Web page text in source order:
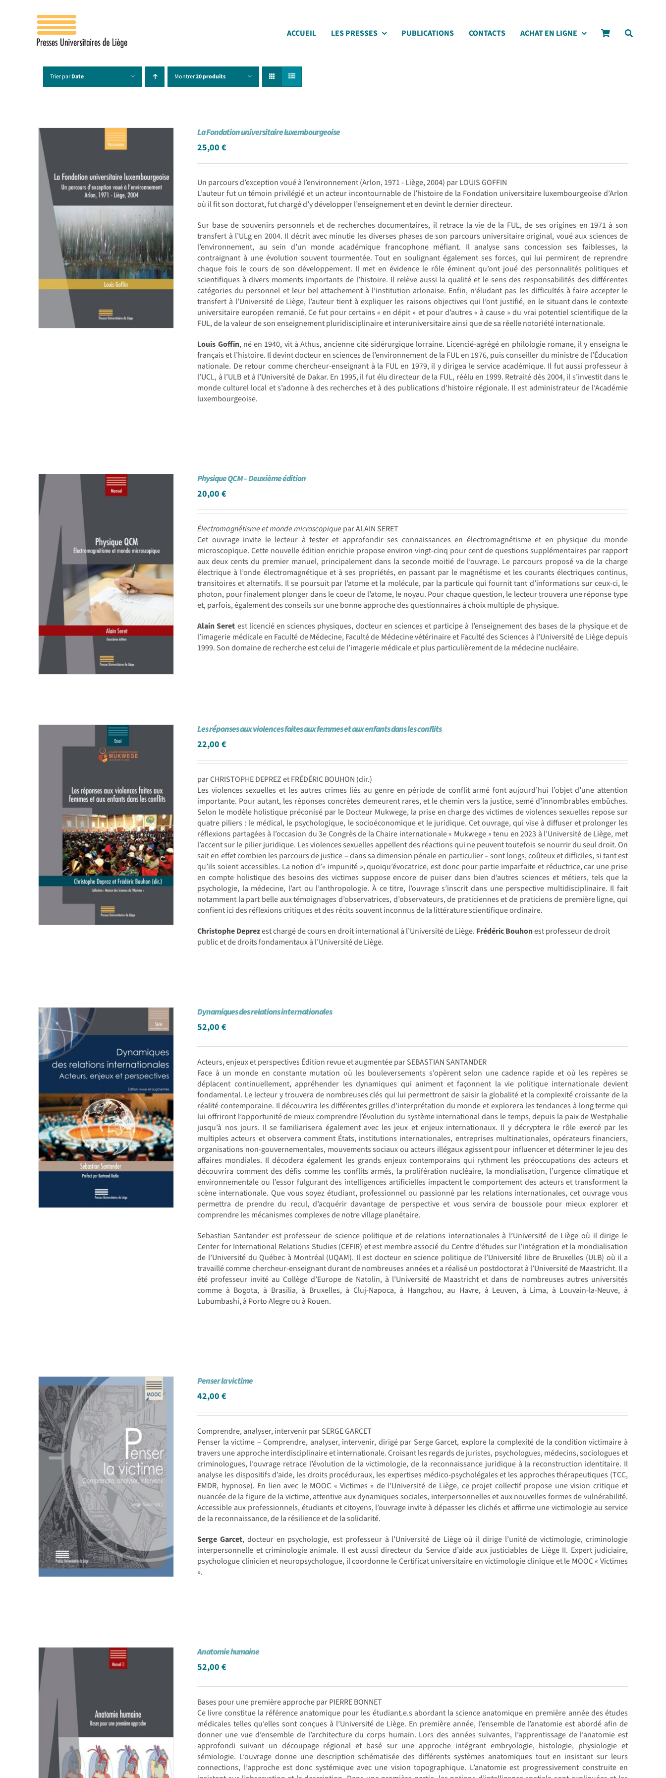
ACCUEIL LES PRESSES PUBLICATIONS CONTACTS ACHAT EN LIGNE
Trier parDate Montrer20 produits
La Fondation universitaire luxembourgeoise
25,00€
Un parcours d’exception voué à l’environnement (Arlon, 1971 - Liège, 2004) par LOUIS GOFFIN
L’auteur fut un témoin privilégié et un acteur incontournable de l’histoire de la Fondation universitaire luxembourgeoise d’Arlon
où il fit son doctorat, fut chargé d’y développer l’enseignement et en devint le dernier directeur.
Sur base de souvenirs personnels et de recherches documentaires, il retrace la vie de la FUL, de ses origines en 1971 à son
transfert à l’ULg en 2004. Il décrit avec minutie les diverses phases de son parcours universitaire original, voué aux sciences de
l’environnement, au sein d’un monde académique francophone méfiant. Il analyse sans concession ses faiblesses, la
contraignant à une évolution souvent tourmentée. Tout en soulignant également ses forces, qui lui permirent de reprendre
chaque fois le cours de son développement. Il met en évidence le rôle éminent qu’ont joué des personnalités politiques et
scientifiques à divers moments importants de l’histoire. Il relève aussi la qualité et le sens des responsabilités des différentes
catégories du personnel et leur bel attachement à l’institution arlonaise. Enfin, n’éludant pas les difficultés à faire accepter le
transfert à l’Université de Liège, l’auteur tient à expliquer les raisons objectives qui l’ont justifié, en le situant dans le contexte
universitaire européen remanié. Ce fut pour certains « en dépit » et pour d’autres « à cause » du vrai potentiel scientifique de la
FUL, de la valeur de son enseignement pluridisciplinaire et interuniversitaire ainsi que de sa réelle notoriété internationale.
Louis Goffin, né en 1940, vit à Athus, ancienne cité sidérurgique lorraine. Licencié-agrégé en philologie romane, il y enseigna le
français et l’histoire. Il devint docteur en sciences de l’environnement de la FUL en 1976, puis conseiller du ministre de l’Éducation
nationale. De retour comme chercheur-enseignant à la FUL en 1979, il y dirigea le service académique. Il fut aussi professeur à
l’UCL, à l’ULB et à l’Université de Dakar. En 1995, il fut élu directeur de la FUL, réélu en 1999. Retraité dès 2004, il s’investit dans le
monde culturel local et s’adonne à des recherches et à des publications d’histoire régionale. Il est administrateur de l’Académie
luxembourgeoise.
Physique QCM – Deuxième édition
20,00€
Électromagnétisme et monde microscopique par ALAIN SERET
Cet ouvrage invite le lecteur à tester et approfondir ses connaissances en électromagnétisme et en physique du monde
microscopique. Cette nouvelle édition enrichie propose environ vingt-cinq pour cent de questions supplémentaires par rapport
aux deux cents du premier manuel, principalement dans la seconde moitié de l’ouvrage. Le parcours proposé va de la charge
électrique à l’onde électromagnétique et à ses propriétés, en passant par le magnétisme et les courants électriques continus,
transitoires et alternatifs. Il se poursuit par l’atome et la molécule, par la particule qui fournit tant d’informations sur ceux-ci, le
photon, pour finalement plonger dans le coeur de l’atome, le noyau. Pour chaque question, le lecteur trouvera une réponse type
et, parfois, également des conseils sur une bonne approche des questionnaires à choix multiple de physique.
Alain Seret est licencié en sciences physiques, docteur en sciences et participe à l’enseignement des bases de la physique et de
l’imagerie médicale en Faculté de Médecine, Faculté de Médecine vétérinaire et Faculté des Sciences à l’Université de Liège depuis
1999. Son domaine de recherche est celui de l’imagerie médicale et plus particulièrement de la médecine nucléaire.
Les réponses aux violences faites aux femmes et aux enfants dans les conflits
22,00€
par CHRISTOPHE DEPREZ et FRÉDÉRIC BOUHON (dir.)
Les violences sexuelles et les autres crimes liés au genre en période de conflit armé font aujourd’hui l’objet d’une attention
importante. Pour autant, les réponses concrètes demeurent rares, et le chemin vers la justice, semé d’innombrables embûches.
Selon le modèle holistique préconisé par le Docteur Mukwege, la prise en charge des victimes de violences sexuelles repose sur
quatre piliers : le médical, le psychologique, le socioéconomique et le juridique. Cet ouvrage, qui vise à diffuser et prolonger les
réflexions partagées à l’occasion du 3e Congrès de la Chaire internationale « Mukwege » tenu en 2023 à l’Université de Liège, met
l’accent sur le pilier juridique. Les violences sexuelles appellent des réactions qui ne peuvent toutefois se nourrir du seul droit. On
sait en effet combien les parcours de justice – dans sa dimension pénale en particulier – sont longs, coûteux et difficiles, si tant est
qu’ils soient accessibles. La notion d’« impunité », quoiqu’évocatrice, est donc pour partie imparfaite et réductrice, car une prise
en compte holistique des besoins des victimes suppose encore de puiser dans bien d’autres sciences et métiers, tels que la
psychologie, la médecine, l’art ou l’anthropologie. À ce titre, l’ouvrage s’inscrit dans une perspective multidisciplinaire. Il fait
notamment la part belle aux témoignages d’observatrices, d’observateurs, de praticiennes et de praticiens de première ligne, qui
confient ici des réflexions critiques et des récits souvent inconnus de la littérature scientifique ordinaire.
Christophe Deprezest chargé de cours en droit international à l’Université de Liège. Frédéric Bouhonest professeur de droit
public et de droits fondamentaux à l’Université de Liège.
Dynamiques des relations internationales
52,00€
Acteurs, enjeux et perspectives Édition revue et augmentée par SEBASTIAN SANTANDER
Face à un monde en constante mutation où les bouleversements s’opèrent selon une cadence rapide et où les repères se
déplacent continuellement, appréhender les dynamiques qui animent et façonnent la vie politique internationale devient
fondamental. Le lecteur y trouvera de nombreuses clés qui lui permettront de saisir la globalité et la complexité croissante de la
réalité contemporaine. Il découvrira les différentes grilles d’interprétation du monde et explorera les tendances à long terme qui
lui offriront l’opportunité de mieux comprendre l’évolution du système international dans le temps, depuis la paix de Westphalie
jusqu’à nos jours. Il se familiarisera également avec les jeux et enjeux internationaux. Il y décryptera le rôle exercé par les
multiples acteurs et observera comment États, institutions internationales, entreprises multinationales, opérateurs financiers,
organisations non-gouvernementales, mouvements sociaux ou acteurs illégaux agissent pour influencer et déterminer le jeu des
affaires mondiales. Il décodera également les grands enjeux contemporains qui rythment les préoccupations des acteurs et
découvrira comment des défis comme les conflits armés, la prolifération nucléaire, la mondialisation, l’urgence climatique et
environnementale ou l’essor fulgurant des intelligences artificielles impactent le comportement des acteurs et transforment la
scène internationale. Que vous soyez étudiant, professionnel ou passionné par les relations internationales, cet ouvrage vous
permettra de prendre du recul, d’acquérir davantage de perspective et vous servira de boussole pour mieux explorer et
comprendre les mécanismes complexes de notre village planétaire.
Sebastian Santander est professeur de science politique et de relations internationales à l’Université de Liège où il dirige le
Center for International Relations Studies (CEFIR) et est membre associé du Centre d’études sur l’intégration et la mondialisation
de l’Université du Québec à Montréal (UQAM). Il est docteur en science politique de l’Université libre de Bruxelles (ULB) où il a
travaillé comme chercheur-enseignant durant de nombreuses années et a réalisé un postdoctorat à l’Université de Maastricht. Il a
été professeur invité au Collège d’Europe de Natolin, à l’Université de Maastricht et dans de nombreuses autres universités
comme à Bogota, à Brasilia, à Bruxelles, à Cluj-Napoca, à Hangzhou, au Havre, à Leuven, à Lima, à Louvain-la-Neuve, à
Lubumbashi, à Porto Alegre ou à Rouen.
Penser la victime
42,00€
Comprendre, analyser, intervenir par SERGE GARCET
Penser la victime – Comprendre, analyser, intervenir, dirigé par Serge Garcet, explore la complexité de la condition victimaire à
travers une approche interdisciplinaire et internationale. Croisant les regards de juristes, psychologues, médecins, sociologues et
criminologues, l’ouvrage retrace l’évolution de la victimologie, de la reconnaissance juridique à la reconstruction identitaire. Il
analyse les dispositifs d’aide, les droits procéduraux, les expertises médico-psycholégales et les approches thérapeutiques (TCC,
EMDR, hypnose). En lien avec le MOOC « Victimes » de l’Université de Liège, ce projet collectif propose une vision critique et
nuancée de la figure de la victime, attentive aux dynamiques sociales, interpersonnelles et aux nouvelles formes de vulnérabilité.
Accessible aux professionnels, étudiants et citoyens, l’ouvrage invite à dépasser les clichés et affirme une victimologie au service
de la reconnaissance, de la résilience et de la solidarité.
Serge Garcet, docteur en psychologie, est professeur à l’Université de Liège où il dirige l’unité de victimologie, criminologie
interpersonnelle et criminologie animale. Il est aussi directeur du Service d’aide aux justiciables de Liège II. Expert judiciaire,
psychologue clinicien et neuropsychologue, il coordonne le Certificat universitaire en victimologie clinique et le MOOC « Victimes
».
Anatomie humaine
52,00€
Bases pour une première approche par PIERRE BONNET
Ce livre constitue la référence anatomique pour les étudiant.e.s abordant la science anatomique en première année des études
médicales telles qu’elles sont conçues à l’Université de Liège. En première année, l’ensemble de l’anatomie est abordé afin de
donner une vue d’ensemble de l’architecture du corps humain. Lors des années suivantes, l’apprentissage de l’anatomie est
approfondi suivant un découpage régional et basé sur une approche intégrant embryologie, histologie, physiologie et
sémiologie. L’ouvrage donne une description schématisée des différents systèmes anatomiques tout en insistant sur leurs
connections, l’approche est donc systémique avec une vision topographique. L’anatomie est progressivement construite en